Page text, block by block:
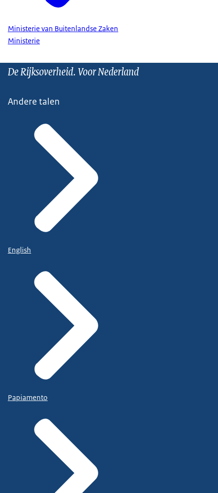
Ministerie van Buitenlandse Zaken
Ministerie
De Rijksoverheid. Voor Nederland
Andere talen
English
Papiamento